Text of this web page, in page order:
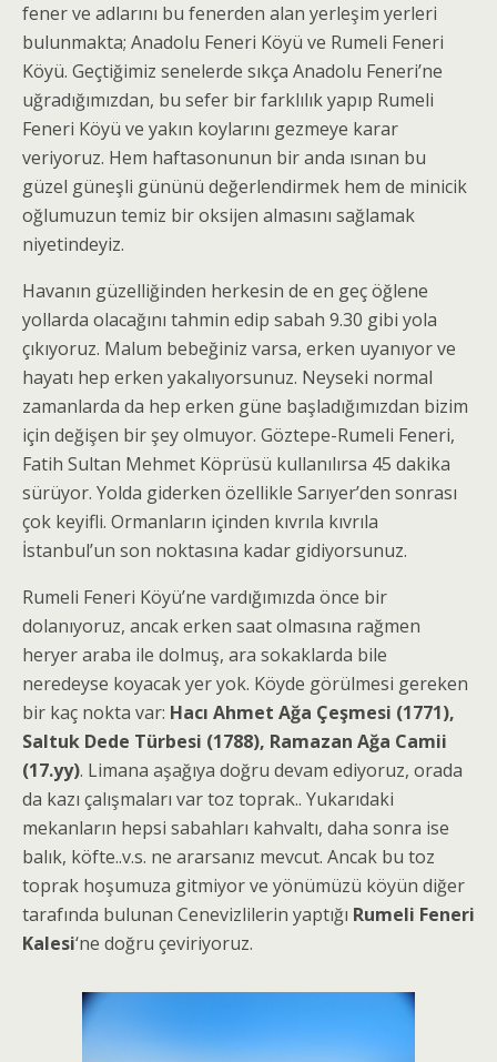
fener ve adlarını bu fenerden alan yerleşim yerleri
bulunmakta; Anadolu Feneri Köyü ve Rumeli Feneri
Köyü. Geçtiğimiz senelerde sıkça Anadolu Feneri’ne
uğradığımızdan, bu sefer bir farklılık yapıp Rumeli
Feneri Köyü ve yakın koylarını gezmeye karar
veriyoruz. Hem haftasonunun bir anda ısınan bu
güzel güneşli gününü değerlendirmek hem de minicik
oğlumuzun temiz bir oksijen almasını sağlamak
niyetindeyiz.
Havanın güzelliğinden herkesin de en geç öğlene
yollarda olacağını tahmin edip sabah 9.30 gibi yola
çıkıyoruz. Malum bebeğiniz varsa, erken uyanıyor ve
hayatı hep erken yakalıyorsunuz. Neyseki normal
zamanlarda da hep erken güne başladığımızdan bizim
için değişen bir şey olmuyor. Göztepe-Rumeli Feneri,
Fatih Sultan Mehmet Köprüsü kullanılırsa 45 dakika
sürüyor. Yolda giderken özellikle Sarıyer’den sonrası
çok keyifli. Ormanların içinden kıvrıla kıvrıla
İstanbul’un son noktasına kadar gidiyorsunuz.
Rumeli Feneri Köyü’ne vardığımızda önce bir
dolanıyoruz, ancak erken saat olmasına rağmen
heryer araba ile dolmuş, ara sokaklarda bile
neredeyse koyacak yer yok. Köyde görülmesi gereken
bir kaç nokta var: Hacı Ahmet Ağa Çeşmesi (1771),
Saltuk Dede Türbesi (1788), Ramazan Ağa Camii
(17.yy). Limana aşağıya doğru devam ediyoruz, orada
da kazı çalışmaları var toz toprak.. Yukarıdaki
mekanların hepsi sabahları kahvaltı, daha sonra ise
balık, köfte..v.s. ne ararsanız mevcut. Ancak bu toz
toprak hoşumuza gitmiyor ve yönümüzü köyün diğer
tarafında bulunan Cenevizlilerin yaptığı Rumeli Feneri
Kalesi‘ne doğru çeviriyoruz.